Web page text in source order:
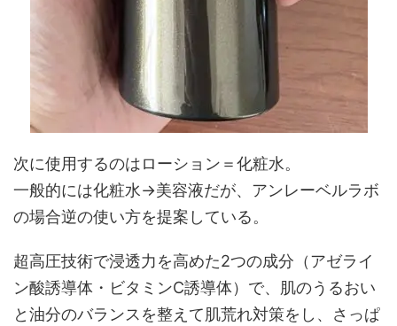
次に使用するのはローション＝化粧水。
一般的には化粧水→美容液だが、アンレーベルラボ
の場合逆の使い方を提案している。
超高圧技術で浸透力を高めた2つの成分（アゼライ
ン酸誘導体・ビタミンC誘導体）で、肌のうるおい
と油分のバランスを整えて肌荒れ対策をし、さっぱ